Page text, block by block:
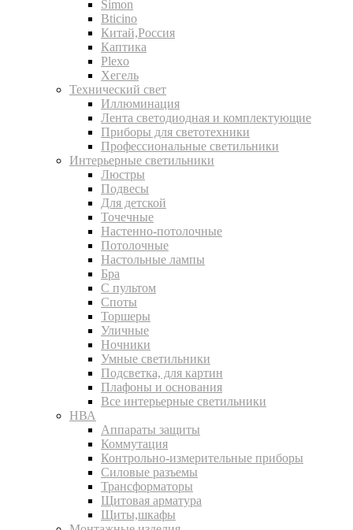
Simon
Bticino
Китай,Россия
Каптика
Plexo
Хегель
Технический свет
Иллюминация
Лента светодиодная и комплектующие
Приборы для светотехники
Профессиональные светильники
Интерьерные светильники
Люстры
Подвесы
Для детской
Точечные
Настенно-потолочные
Потолочные
Настольные лампы
Бра
С пультом
Споты
Торшеры
Уличные
Ночники
Умные светильники
Подсветка, для картин
Плафоны и основания
Все интерьерные светильники
НВА
Аппараты защиты
Коммутация
Контрольно-измерительные приборы
Силовые разъемы
Трансформаторы
Щитовая арматура
Щиты,шкафы